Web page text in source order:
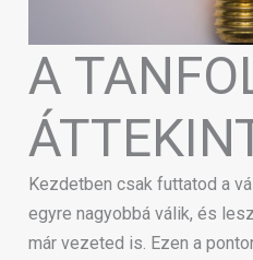
A
Kezdetben csak futtatod a
egyre nagyobbá válik, és
már vezeted is. Ezen a